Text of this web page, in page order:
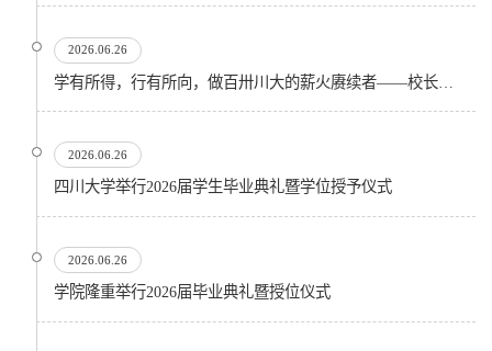
2026.06.26
2026.06.26
四川大学举行2026届学生毕业典礼暨学位授予仪式
2026.06.26
​学院隆重举行2026届毕业典礼暨授位仪式